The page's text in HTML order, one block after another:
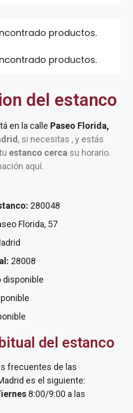
productos.
productos.
del estanco
en la calle Paseo Florida,
, si necesitas , y estás
estanco cerca su horario.
aquí.
280048
Florida, 57
28008
disponible
del estanco
frecuentes de las
es el siguiente:
8:00/9:00 a las